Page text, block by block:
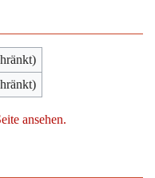
ansehen.